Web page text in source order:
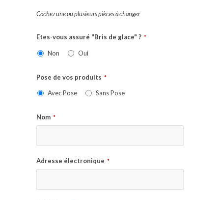
Cochez une ou plusieurs pièces à changer
Etes-vous assuré "Bris de glace" ? *
Non Oui
Pose de vos produits *
Avec Pose Sans Pose
Nom *
Adresse électronique *